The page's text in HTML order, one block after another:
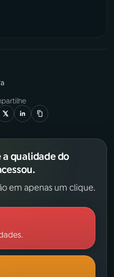
a qualidade do
em apenas um clique.